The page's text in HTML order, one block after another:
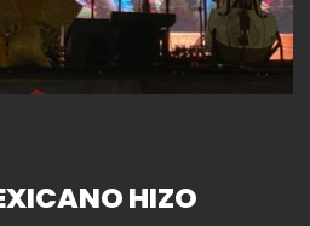
HIZO